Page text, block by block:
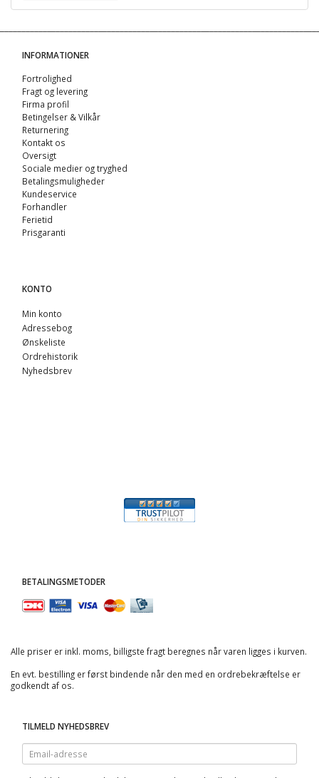
INFORMATIONER
Fortrolighed
Fragt og levering
Firma profil
Betingelser & Vilkår
Returnering
Kontakt os
Oversigt
Sociale medier og tryghed
Betalingsmuligheder
Kundeservice
Forhandler
Ferietid
Prisgaranti
KONTO
Min konto
Adressebog
Ønskeliste
Ordrehistorik
Nyhedsbrev
BETALINGSMETODER
Alle priser er inkl. moms, billigste fragt beregnes når varen ligges i kurven.
En evt. bestilling er først bindende når den med en ordrebekræftelse er
godkendt af os.
TILMELD NYHEDSBREV
Email-
adresse